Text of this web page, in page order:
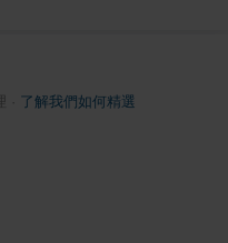
了解我們如何精選